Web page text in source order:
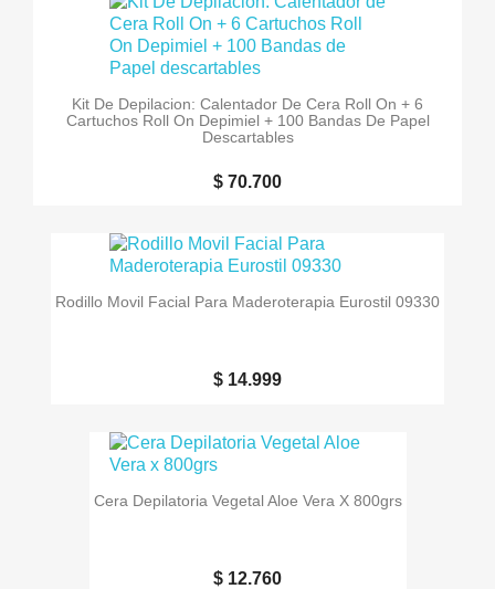
Kit De Depilacion: Calentador De Cera Roll On + 6
Cartuchos Roll On Depimiel + 100 Bandas De Papel
Descartables
$ 70.700
Rodillo Movil Facial Para Maderoterapia Eurostil 09330
$ 14.999
Cera Depilatoria Vegetal Aloe Vera X 800grs
$ 12.760